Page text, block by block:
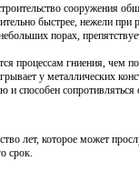
сооружения
быстрее, нежели
порах,
процессам гниения, чем
у металлических
и способен
лет, которое может
срок.